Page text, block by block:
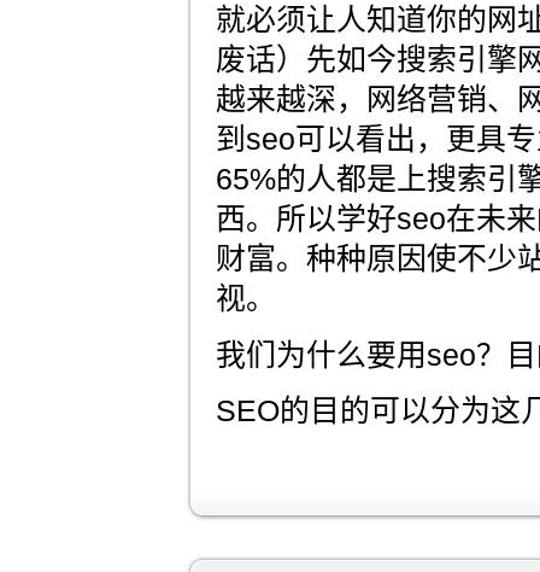
就必须让人知道你的网
废话）先如今搜索引擎
越来越深，网络营销、
到seo可以看出，更具
65%的人都是上搜索引
西。所以学好seo在未
财富。种种原因使不少
视。
我们为什么要用seo？
SEO的目的可以分为这